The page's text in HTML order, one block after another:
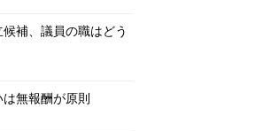
補、議員の職はどう
無報酬が原則